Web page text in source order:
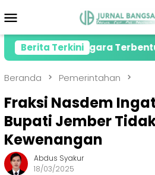
ke
Mobile
Berita Terkini
Gegara Terbentur
Beranda Pemerintahan
Fraksi Nasdem
Bupati Jember
Kewenangan
Abdus Syakur
18/03/2025